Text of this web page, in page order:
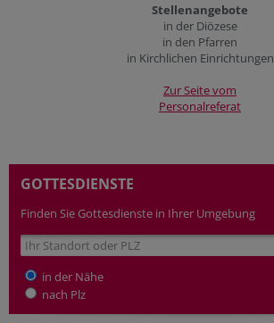
Stellenangebote
in der Diözese
in den Pfarren
in Kirchlichen Einrichtungen
Zur Seite vom
Personalreferat
GOTTESDIENSTE
Finden Sie Gottesdienste in Ihrer Umgebung
in der Nähe
nach Plz